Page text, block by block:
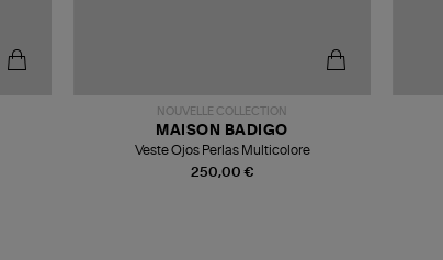
NOUVELLE COLLECTION
250,00 €
MAISON BADIGO
Veste Ojos Perlas Multicolore